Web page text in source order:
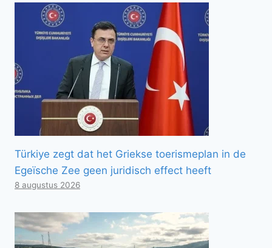
Türkiye zegt dat het Griekse toerismeplan in de
Egeïsche Zee geen juridisch effect heeft
8 augustus 2026